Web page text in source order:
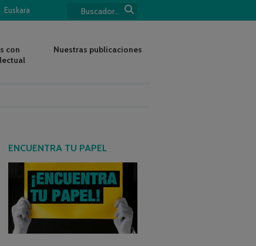
Euskara
con
Nuestras publicaciones
ENCUENTRA TU PAPEL